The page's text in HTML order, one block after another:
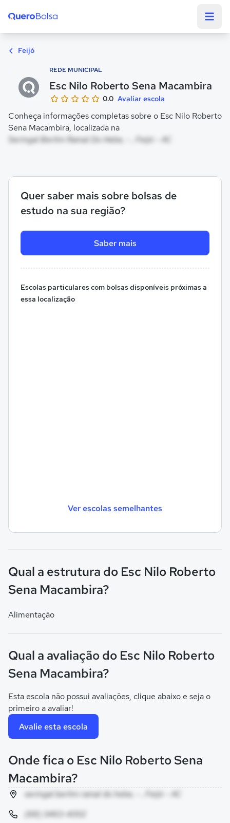
Feijó
REDE MUNICIPAL
Esc Nilo Roberto Sena Macambira
0.0 Avaliar escola
Conheça informações completas sobre o Esc Nilo Roberto
Sena Macambira, localizada na
Seringal Berlim Ramal Do Hebe, - , Feijó - AC
Quer saber mais sobre bolsas de
estudo na sua região?
Saber mais
Escolas particulares com bolsas disponíveis próximas a
essa localização
Ver escolas semelhantes
Qual a estrutura do Esc Nilo Roberto
Sena Macambira?
Alimentação
Qual a avaliação do Esc Nilo Roberto
Sena Macambira?
Esta escola não possui avaliações, clique abaixo e seja o
primeiro a avaliar!
Avalie esta escola
Onde fica o Esc Nilo Roberto Sena
Macambira?
seringal berlim ramal do hebe, - , Feijó - AC
(68) 3463-4002